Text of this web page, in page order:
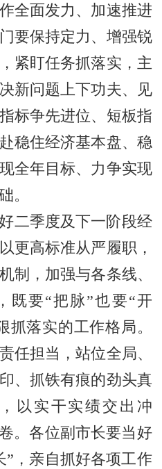
全面发力、加速推进
要保持定力、增强锐
紧盯任务抓落实，主
新问题上下功夫、见
标争先进位、短板指
稳住经济基本盘、稳
全年目标、力争实现
。
二季度及下一阶段经
更高标准从严履职，
制，加强与各条线、
既要“把脉”也要“开
抓落实的工作格局。
任担当，站位全局、
、抓铁有痕的劲头真
以实干实绩交出冲
。各位副市长要当好
”，亲自抓好各项工作